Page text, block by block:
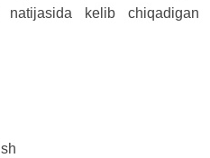
natijasida kelib chiqadigan